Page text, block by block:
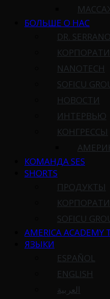
БОЛЬШЕ О НАС
DR. SERRANO
NANOTECH
SOFICU
НОВОСТИ
ИНТЕРВЬЮ
КОНГРЕССЫ
КОМАНДА SES
SHORTS
ПРОДУКТЫ
SOFICU
AMERICA ACADEMY
ЯЗЫКИ
ESPAÑOL
ENGLISH
العربية